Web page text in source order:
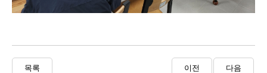
목록 이전 다음